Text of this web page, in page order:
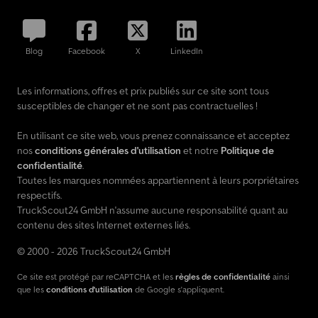
Blog Facebook X LinkedIn
Les informations, offres et prix publiés sur ce site sont tous
susceptibles de changer et ne sont pas contractuelles !
En utilisant ce site web, vous prenez connaissance et acceptez
nosconditions générales d'utilisation et notre Politique de
confidentialité.
Toutes les marques nommées appartiennent à leurs porpriétaires
respectifs.
TruckScout24 GmbH n'assume aucune responsabilité quant au
contenu des sites Internet externes liés.
© 2000 - 2026 TruckScout24 GmbH
Ce site est protégé par reCAPTCHA et les règles de confidentialité ainsi
que les conditions d'utilisation de Google s'appliquent.